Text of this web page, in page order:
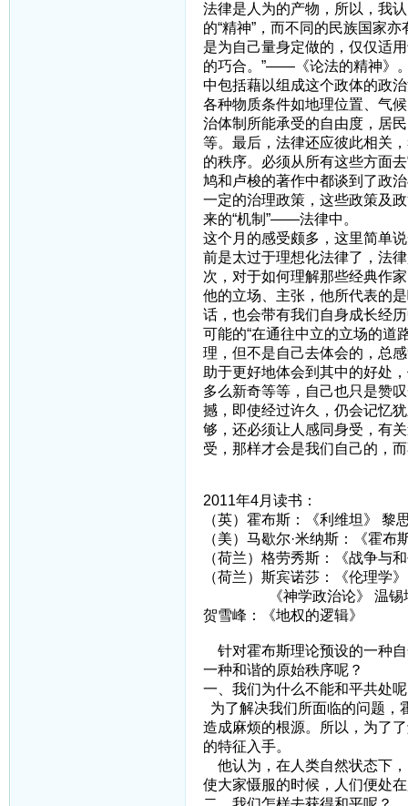
法律是人为的产物，所以，我
的“精神”，而不同的民族国家
是为自己量身定做的，仅仅适
的巧合。”——《论法的精神》
中包括藉以组成这个政体的政
各种物质条件如地理位置、气
治体制所能承受的自由度，居
等。最后，法律还应彼此相关
的秩序。必须从所有这些方面
鸠和卢梭的著作中都谈到了政
一定的治理政策，这些政策及
来的“机制”——法律中。
这个月的感受颇多，这里简单
前是太过于理想化法律了，法
次，对于如何理解那些经典作
他的立场、主张，他所代表的
话，也会带有我们自身成长经
可能的“在通往中立的立场的道
理，但不是自己去体会的，总
助于更好地体会到其中的好处
多么新奇等等，自己也只是赞
撼，即使经过许久，仍会记忆
够，还必须让人感同身受，有
受，那样才会是我们自己的，
2011年4月读书：
（英）霍布斯：《利维坦》 黎
（美）马歇尔·米纳斯：《霍布
（荷兰）格劳秀斯：《战争与
（荷兰）斯宾诺莎：《伦理学
《神学政治论》 温锡
贺雪峰：《地权的逻辑》
针对霍布斯理论预设的一种
一种和谐的原始秩序呢？
一、我们为什么不能和平共处
为了解决我们所面临的问题，
造成麻烦的根源。所以，为了
的特征入手。
他认为，在人类自然状态下
使大家慑服的时候，人们便处